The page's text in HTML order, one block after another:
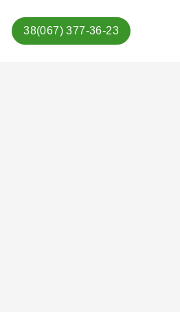
38(067) 377-36-23